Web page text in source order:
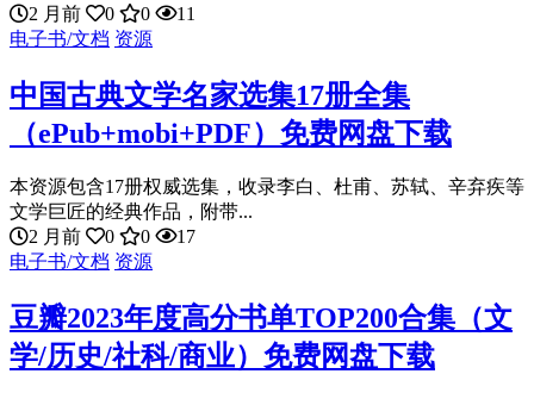
2 月前
0 0
11
电子书/文档 资源
中国古典文学名家选集17册全集
（ePub+mobi+PDF）免费网盘下载
本资源包含17册权威选集，收录李白、杜甫、苏轼、辛弃疾等
文学巨匠的经典作品，附带...
2 月前
0 0
17
电子书/文档 资源
豆瓣2023年度高分书单TOP200合集（文
学/历史/社科/商业）免费网盘下载